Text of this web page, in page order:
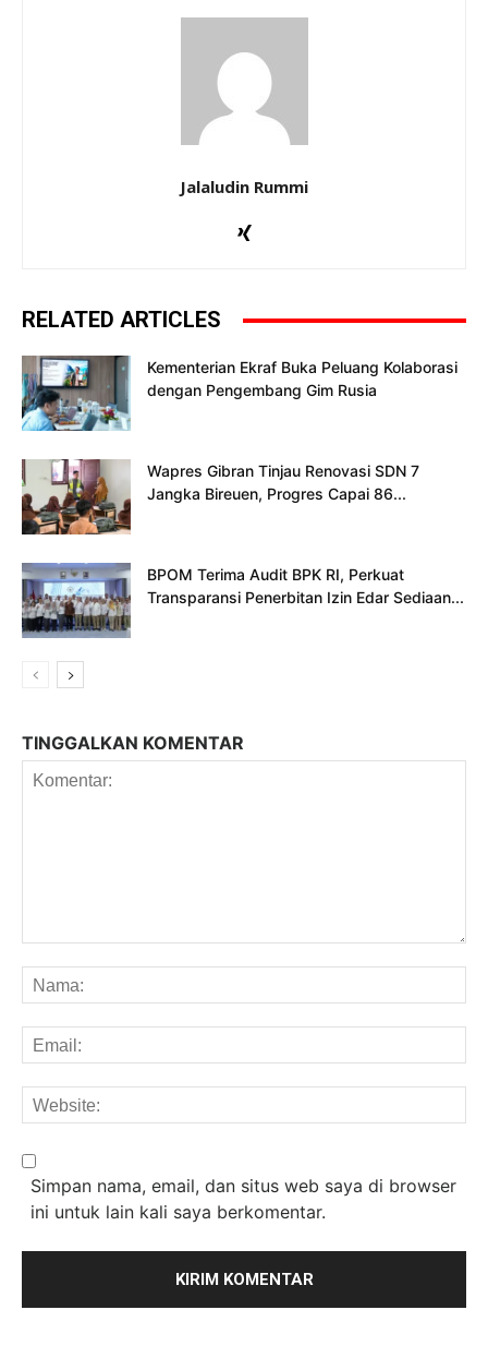
Jalaludin Rummi
RELATED ARTICLES
Kementerian Ekraf Buka Peluang Kolaborasi
dengan Pengembang Gim Rusia
Wapres Gibran Tinjau Renovasi SDN 7
Jangka Bireuen, Progres Capai 86...
BPOM Terima Audit BPK RI, Perkuat
Transparansi Penerbitan Izin Edar Sediaan...
TINGGALKAN KOMENTAR
Simpan nama, email, dan situs web saya di browser
ini untuk lain kali saya berkomentar.